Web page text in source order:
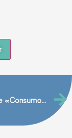
Taller sobre «Consumo saludable y autoestima» en el Colegio San Vicente de Paul